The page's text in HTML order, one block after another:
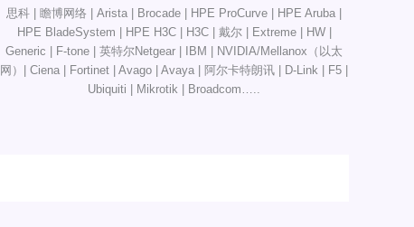
思科 | 瞻博网络 | Arista | Brocade | HPE ProCurve | HPE Aruba |
HPE BladeSystem | HPE H3C | H3C | 戴尔 | Extreme | HW |
Generic | F-tone | 英特尔Netgear | IBM | NVIDIA/Mellanox（以太
网）| Ciena | Fortinet | Avago | Avaya | 阿尔卡特朗讯 | D-Link | F5 |
Ubiquiti | Mikrotik | Broadcom…..